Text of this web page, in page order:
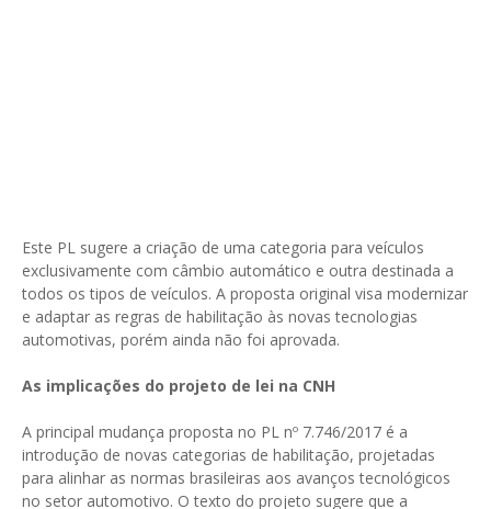
Este PL sugere a criação de uma categoria para veículos
exclusivamente com câmbio automático e outra destinada a
todos os tipos de veículos. A proposta original visa modernizar
e adaptar as regras de habilitação às novas tecnologias
automotivas, porém ainda não foi aprovada.
As implicações do projeto de lei na CNH
A principal mudança proposta no PL nº 7.746/2017 é a
introdução de novas categorias de habilitação, projetadas
para alinhar as normas brasileiras aos avanços tecnológicos
no setor automotivo. O texto do projeto sugere que a